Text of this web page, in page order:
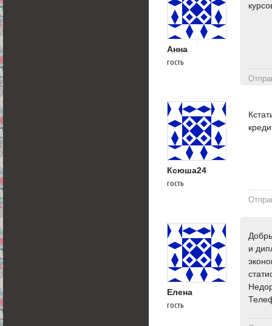
Анна
гость
Ксюша24
гость
Елена
гость
и